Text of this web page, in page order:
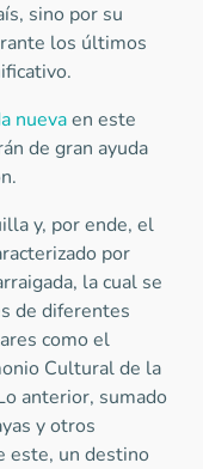
sino por su
los últimos
nuevaen este
de gran ayuda
y, por ende, el
por
la cual se
de diferentes
como el
Cultural de la
anterior, sumado
y otros
este, un destino